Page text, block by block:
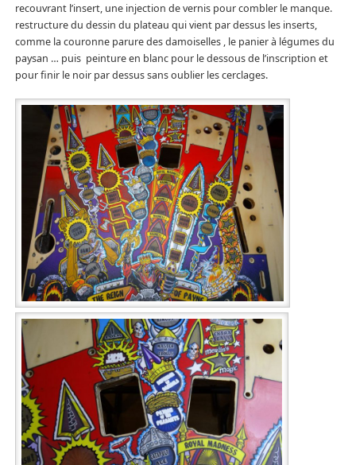
recouvrant l’insert, une injection de vernis pour combler le manque.
restructure du dessin du plateau qui vient par dessus les inserts,
comme la couronne parure des damoiselles , le panier à légumes du
paysan … puis peinture en blanc pour le dessous de l’inscription et
pour finir le noir par dessus sans oublier les cerclages.